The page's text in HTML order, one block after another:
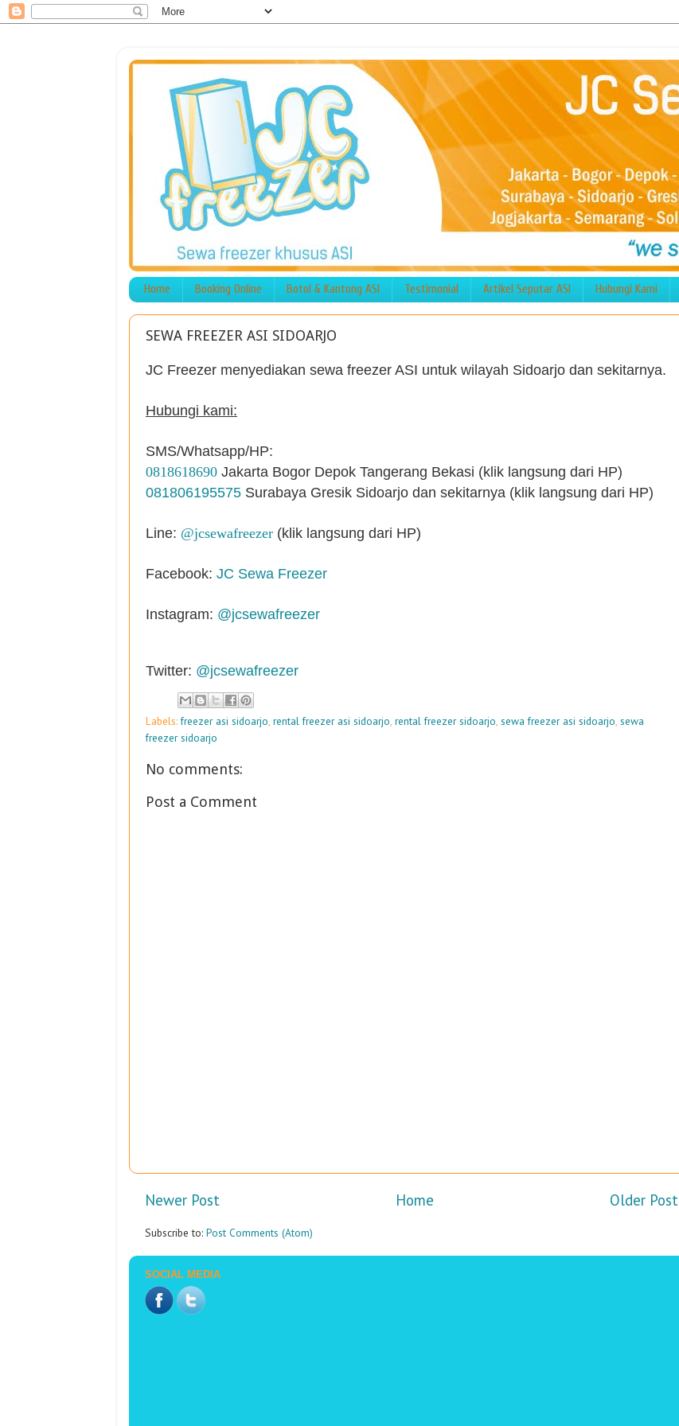
Home Booking Online Botol & Kantong ASI Testimonial Artikel Seputar ASI Hubungi Kami
SEWA FREEZER ASI SIDOARJO
JC Freezer menyediakan sewa freezer ASI untuk wilayah Sidoarjo dan sekitarnya.
Hubungi kami:
SMS/Whatsapp/HP:
0818618690 Jakarta Bogor Depok Tangerang Bekasi (klik langsung dari HP)
081806195575 Surabaya Gresik Sidoarjo dan sekitarnya (klik langsung dari HP)
Line: @jcsewafreezer (klik langsung dari HP)
Facebook: JC Sewa Freezer
Instagram: @jcsewafreezer
Twitter: @jcsewafreezer
Labels:freezer asi sidoarjo rental freezer asi sidoarjo rental freezer sidoarjo sewa freezer asi sidoarjo sewa
freezer sidoarjo
No comments:
Post a Comment
Newer Post Older Post
Home
Subscribe to: Post Comments (Atom)
SOCIAL MEDIA